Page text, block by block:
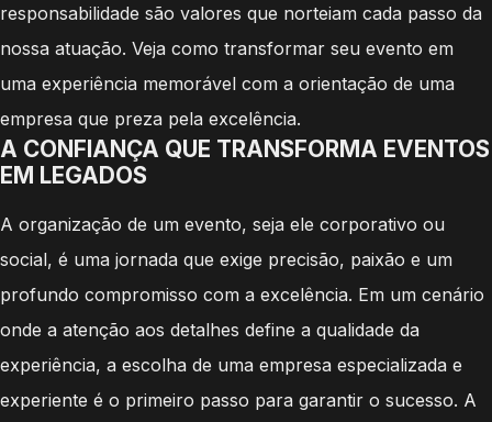
responsabilidade são valores que norteiam cada passo da
nossa atuação. Veja como transformar seu evento em
uma experiência memorável com a orientação de uma
empresa que preza pela excelência.
A CONFIANÇA QUE TRANSFORMA EVENTOS
EM LEGADOS
A organização de um evento, seja ele corporativo ou
social, é uma jornada que exige precisão, paixão e um
profundo compromisso com a excelência. Em um cenário
onde a atenção aos detalhes define a qualidade da
experiência, a escolha de uma empresa especializada e
experiente é o primeiro passo para garantir o sucesso. A